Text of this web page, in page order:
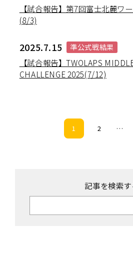
【試合報告】第7回富士北麓ワ
(8/3)
2025.7.15 準公式戦結果
【試合報告】TWOLAPS
CHALLENGE 2025(7/12)
1 2 …
記事を検索す